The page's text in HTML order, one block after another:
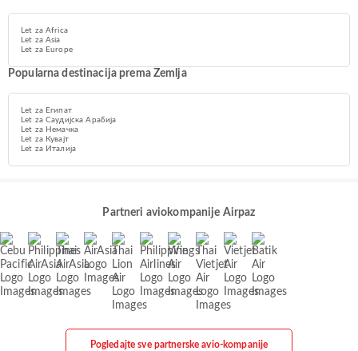
Let za Africa
Let za Asia
Let za Europe
Popularna destinacija prema Zemlja
Let za Египат
Let za Саудијска Арабија
Let za Немачка
Let za Кувајт
Let za Италија
Partneri aviokompanije Airpaz
Pogledajte sve partnerske avio-kompanije